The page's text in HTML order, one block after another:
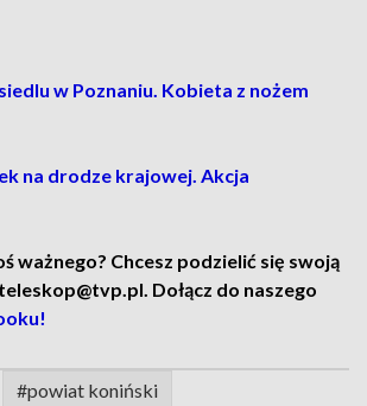
w Poznaniu. Kobieta z nożem
na drodze krajowej. Akcja
ważnego? Chcesz podzielić się swoją
Dołącz do naszego
#powiat koniński